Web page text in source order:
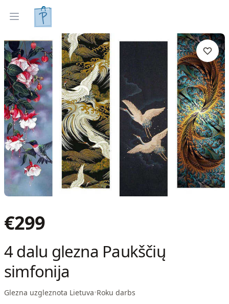
Open menu
Gleznas Izveleties pec interjera
€299
4 dalu glezna Paukščių
simfonija
Glezna uzgleznota Lietuva•Roku darbs